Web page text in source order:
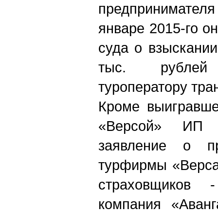
январе 2015-го
суда о
тыс.
туроператору
Кроме
«Версой» ИП
заявление о
турфирмы
компания